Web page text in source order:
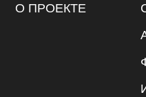
О ПРОЕКТЕ